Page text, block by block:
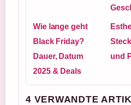
Wie lange geht
Black Friday?
Dauer, Datum
2025 & Deals
und
4 VERWANDTE